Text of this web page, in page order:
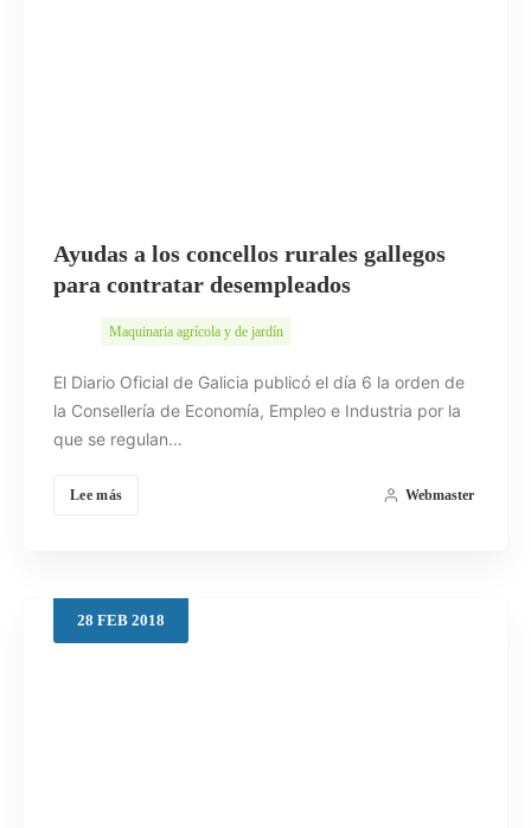
Ayudas a los concellos rurales gallegos
para contratar desempleados
Maquinaria agrícola y de jardín
El Diario Oficial de Galicia publicó el día 6 la orden de
la Consellería de Economía, Empleo e Industria por la
que se regulan…
Lee más Webmaster
28 FEB 2018